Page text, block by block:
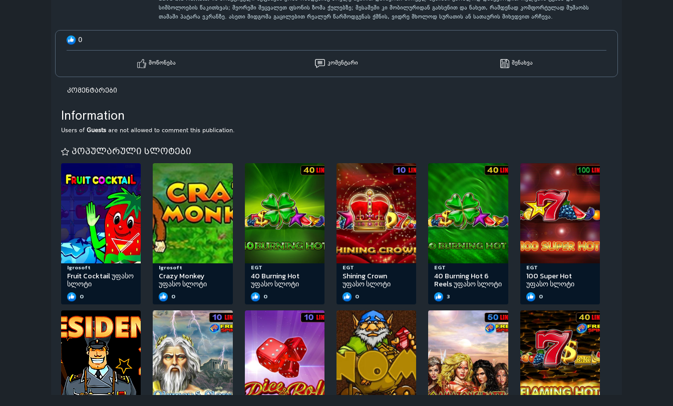
სიმბოლოების წაკითხვას; მეორეში შეცვალეთ ფსონის ზომა ქულებზე; მესამეში კი მობილურიდან გახსენით და ნახეთ, რამდენად კომფორტულად მუშაობს
თამაში პატარა ეკრანზე. ასეთი მიდგომა გაცილებით რეალურ წარმოდგენას ქმნის, ვიდრე მხოლოდ სურათის ან სათაურის მიხედვით არჩევა.
0
მოწონება კომენტარი შენახვა
კომენტარები
Information
Users ofGuests are not allowed to comment this publication.
პოპულარული სლოტები
Igrosoft
Fruit Cocktail უფასო
სლოტი
0
Igrosoft
Crazy Monkey
უფასო სლოტი
0
EGT
40 Burning Hot
უფასო სლოტი
0
EGT
Shining Crown
უფასო სლოტი
0
EGT
40 Burning Hot 6
Reels უფასო სლოტი
3
EGT
100 Super Hot
უფასო სლოტი
0